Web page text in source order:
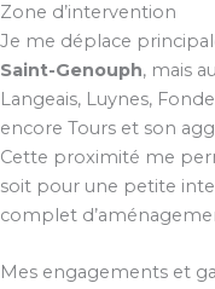
Zone d’intervention
Je me déplace
Saint-Genouph, mais
Langeais, Luynes,
encore Tours et son
Cette proximité me
soit pour une petite
complet
Mes engagements et